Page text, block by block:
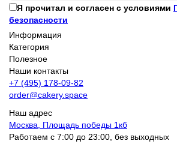
Я прочитал и согласен с условиями
безопасности
Информация
Категория
Полезное
Наши контакты
+7 (495) 178-09-82
order@cakery.space
Наш адрес
Москва, Площадь победы 1кб
Работаем с 7:00 до 23:00, без выходных